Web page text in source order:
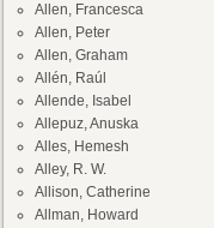
Allen, Francesca
Allen, Peter
Allen, Graham
Allén, Raúl
Allende, Isabel
Allepuz, Anuska
Alles, Hemesh
Alley, R. W.
Allison, Catherine
Allman, Howard